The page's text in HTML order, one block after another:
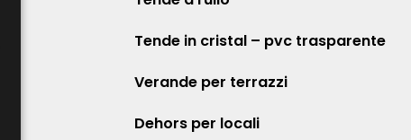
Tende in cristal – pvc trasparente
Verande per terrazzi
Dehors per locali